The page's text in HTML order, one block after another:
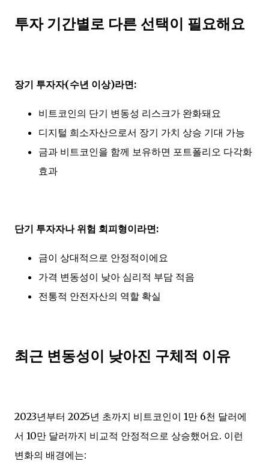
투자 기간별로 다른 선택이 필요해요
장기 투자자(수년 이상)라면:
비트코인의 단기 변동성 리스크가 완화돼요
디지털 희소자산으로서 장기 가치 상승 기대 가능
금과 비트코인을 함께 보유하면 포트폴리오 다각화
효과
단기 투자자나 위험 회피형이라면:
금이 상대적으로 안정적이에요
가격 변동성이 낮아 심리적 부담 적음
전통적 안전자산의 역할 확실
최근 변동성이 낮아진 구체적 이유
2023년부터 2025년 초까지 비트코인이 1만 6천 달러에
서 10만 달러까지 비교적 안정적으로 상승했어요. 이런
변화의 배경에는: